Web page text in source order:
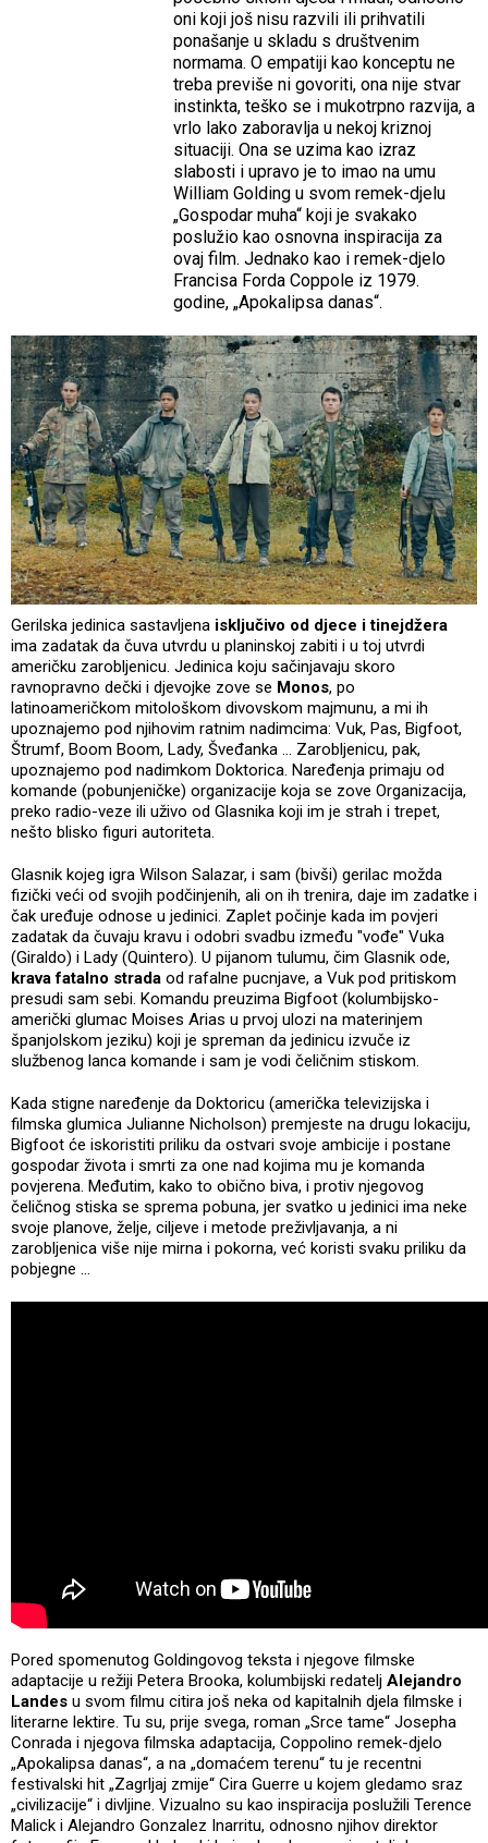
oni koji još nisu razvili ili prihvatili
ponašanje u skladu s društvenim
normama. O empatiji kao konceptu ne
treba previše ni govoriti, ona nije stvar
instinkta, teško se i mukotrpno razvija, a
vrlo lako zaboravlja u nekoj kriznoj
situaciji. Ona se uzima kao izraz
slabosti i upravo je to imao na umu
William Golding u svom remek-djelu
„Gospodar muha“ koji je svakako
poslužio kao osnovna inspiracija za
ovaj film. Jednako kao i remek-djelo
Francisa Forda Coppole iz 1979.
godine, „Apokalipsa danas“.
Gerilska jedinica sastavljena isključivo od djece i tinejdžera
ima zadatak da čuva utvrdu u planinskoj zabiti i u toj utvrdi
američku zarobljenicu. Jedinica koju sačinjavaju skoro
ravnopravno dečki i djevojke zove se Monos, po
latinoameričkom mitološkom divovskom majmunu, a mi ih
upoznajemo pod njihovim ratnim nadimcima: Vuk, Pas, Bigfoot,
Štrumf, Boom Boom, Lady, Šveđanka ... Zarobljenicu, pak,
upoznajemo pod nadimkom Doktorica. Naređenja primaju od
komande (pobunjeničke) organizacije koja se zove Organizacija,
preko radio-veze ili uživo od Glasnika koji im je strah i trepet,
nešto blisko figuri autoriteta.
Glasnik kojeg igra Wilson Salazar, i sam (bivši) gerilac možda
fizički veći od svojih podčinjenih, ali on ih trenira, daje im zadatke i
čak uređuje odnose u jedinici. Zaplet počinje kada im povjeri
zadatak da čuvaju kravu i odobri svadbu između "vođe" Vuka
(Giraldo) i Lady (Quintero). U pijanom tulumu, čim Glasnik ode,
krava fatalno strada od rafalne pucnjave, a Vuk pod pritiskom
presudi sam sebi. Komandu preuzima Bigfoot (kolumbijsko-
američki glumac Moises Arias u prvoj ulozi na materinjem
španjolskom jeziku) koji je spreman da jedinicu izvuče iz
službenog lanca komande i sam je vodi čeličnim stiskom.
Kada stigne naređenje da Doktoricu (američka televizijska i
filmska glumica Julianne Nicholson) premjeste na drugu lokaciju,
Bigfoot će iskoristiti priliku da ostvari svoje ambicije i postane
gospodar života i smrti za one nad kojima mu je komanda
povjerena. Međutim, kako to obično biva, i protiv njegovog
čeličnog stiska se sprema pobuna, jer svatko u jedinici ima neke
svoje planove, želje, ciljeve i metode preživljavanja, a ni
zarobljenica više nije mirna i pokorna, već koristi svaku priliku da
pobjegne ...
Pored spomenutog Goldingovog teksta i njegove filmske
adaptacije u režiji Petera Brooka, kolumbijski redatelj Alejandro
Landes u svom filmu citira još neka od kapitalnih djela filmske i
literarne lektire. Tu su, prije svega, roman „Srce tame“ Josepha
Conrada i njegova filmska adaptacija, Coppolino remek-djelo
„Apokalipsa danas“, a na „domaćem terenu“ tu je recentni
festivalski hit „Zagrljaj zmije“ Cira Guerre u kojem gledamo sraz
„civilizacije“ i divljine. Vizualno su kao inspiracija poslužili Terence
Malick i Alejandro Gonzalez Inarritu, odnosno njihov direktor